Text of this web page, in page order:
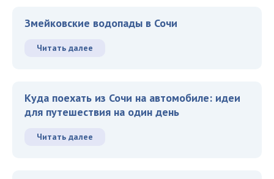
Змейковские водопады в Сочи
Читать далее
Куда поехать из Сочи на автомобиле: идеи
для путешествия на один день
Читать далее